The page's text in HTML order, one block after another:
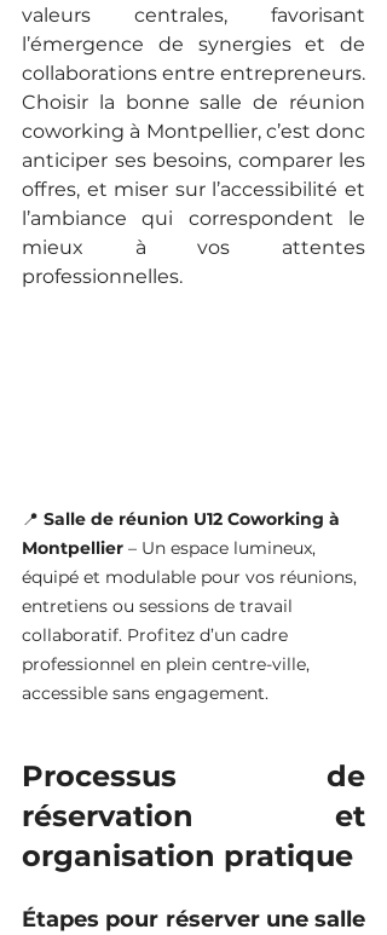
valeurs centrales, favorisant
l’émergence de synergies et de
collaborations entre entrepreneurs.
Choisir la bonne salle de réunion
coworking à Montpellier, c’est donc
anticiper ses besoins, comparer les
offres, et miser sur l’accessibilité et
l’ambiance qui correspondent le
mieux à vos attentes
professionnelles.
📍 Salle de réunion U12 Coworking à
Montpellier – Un espace lumineux,
équipé et modulable pour vos réunions,
entretiens ou sessions de travail
collaboratif. Profitez d’un cadre
professionnel en plein centre-ville,
accessible sans engagement.
Processus de
réservation et
organisation pratique
Étapes pour réserver une salle